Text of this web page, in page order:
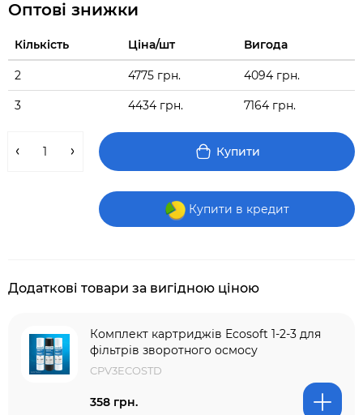
Оптові знижки
Кількість Ціна/шт Вигода
2 4775 грн. 4094 грн.
3 4434 грн. 7164 грн.
Купити
Купити в кредит
Додаткові товари за вигідною ціною
Комплект картриджів Ecosoft 1-2-3 для
фільтрів зворотного осмосу
CPV3ECOSTD
358 грн.